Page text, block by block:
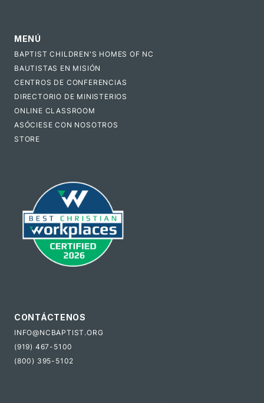
MENÚ
BAPTIST CHILDREN'S HOMES OF NC
BAUTISTAS EN MISIÓN
CENTROS DE CONFERENCIAS
DIRECTORIO DE MINISTERIOS
ONLINE CLASSROOM
ASÓCIESE CON NOSOTROS
STORE
CONTÁCTENOS
INFO@NCBAPTIST.ORG
(919) 467-5100
(800) 395-5102